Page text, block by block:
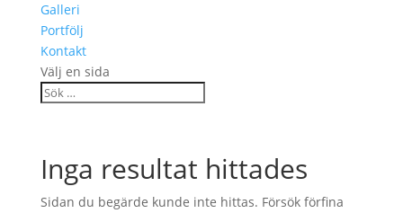
Galleri
Portfölj
Kontakt
Välj en sida
Inga resultat hittades
Sidan du begärde kunde inte hittas. Försök förfina